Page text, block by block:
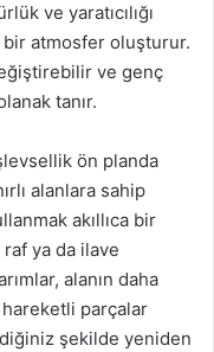
ve yaratıcılığı
atmosfer oluşturur.
ve genç
tanır.
ön planda
alanlara sahip
akıllıca bir
ya da ilave
alanın daha
hareketli parçalar
şekilde yeniden